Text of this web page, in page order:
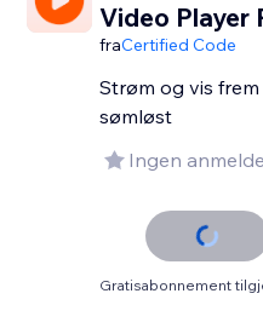
Video Player
fraCertified Code
Strøm og vis
sømløst
Ingen
Gratisabonnement